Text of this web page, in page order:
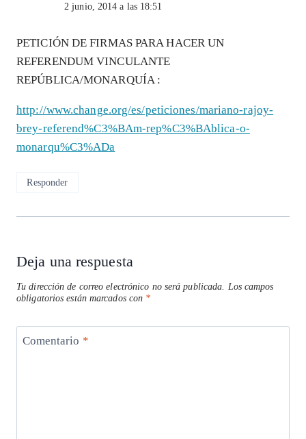
2 junio, 2014 a las 18:51
PETICIÓN DE FIRMAS PARA HACER UN
REFERENDUM VINCULANTE
REPÚBLICA/MONARQUÍA :
http://www.change.org/es/peticiones/mariano-rajoy-
brey-referend%C3%BAm-rep%C3%BAblica-o-
monarqu%C3%ADa
Responder
Deja una respuesta
Tu dirección de correo electrónico no será publicada.
Los campos
obligatorios están marcados con *
Comentario *